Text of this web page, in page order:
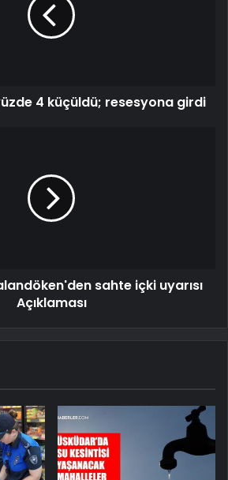
4 küçüldü; resesyona girdi
sahte içki uyarısı
Açıklaması